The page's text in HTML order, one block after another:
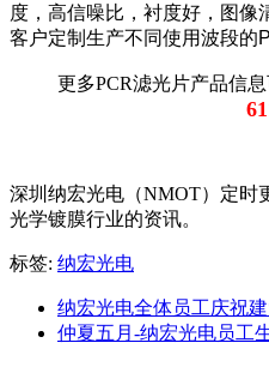
度，高信噪比，衬度好，图像
客户定制生产不同使用波段的
更多PCR滤光片产品信
深圳纳宏光电（NMOT）定时
光学镀膜行业的资讯。
标签: 纳宏光电
纳宏光电全体员工庆祝
仲夏五月-纳宏光电员工